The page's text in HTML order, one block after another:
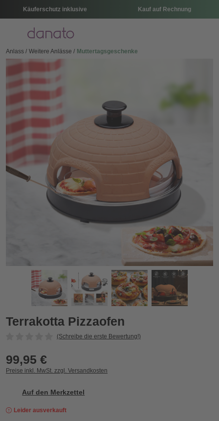
Käuferschutz inklusive Kauf auf Rechnung
Menü
Anlass Weitere Anlässe Muttertagsgeschenke
Terrakotta Pizzaofen
Zurück
Terrakotta Pizzaofen
(Schreibe die erste Bewertung!)
99,95 €
Preise inkl. MwSt. zzgl. Versandkosten
Auf den Merkzettel
Leider ausverkauft